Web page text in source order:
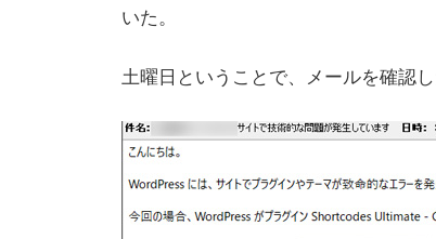
いた。
土曜日ということで、メールを確認